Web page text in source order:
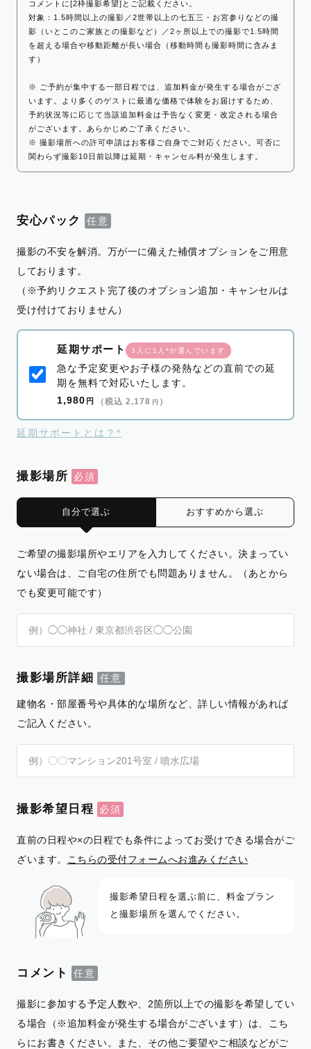
コメントに[2枠撮影希望]とご記載ください。
対象：1.5時間以上の撮影／2世帯以上の七五三・お宮参りなどの撮
影（いとこのご家族との撮影など）／2ヶ所以上での撮影で1.5時間
を超える場合や移動距離が長い場合（移動時間も撮影時間に含みま
す）
※ ご予約が集中する一部日程では、追加料金が発生する場合がござ
います。より多くのゲストに最適な価格で体験をお届けするため、
予約状況等に応じて当該追加料金は予告なく変更・改定される場合
がございます。あらかじめご了承ください。
※ 撮影場所への許可申請はお客様ご自身でご対応ください。可否に
関わらず撮影10日前以降は延期・キャンセル料が発生します。
安心パック
撮影の不安を解消。万が一に備えた補償オプションをご用意
しております。
（※予約リクエスト完了後のオプション追加・キャンセルは
受け付けておりません）
延期サポート 3人に1人*が選んでいます
急な予定変更やお子様の発熱などの直前での延
期を無料で対応いたします。
1,980 円 （税込 2,178 円 ）
延期サポートとは？*
撮影場所
自分で選ぶ おすすめから選ぶ
ご希望の撮影場所やエリアを入力してください。決まってい
ない場合は、ご自宅の住所でも問題ありません。（あとから
でも変更可能です）
撮影場所詳細
建物名・部屋番号や具体的な場所など、詳しい情報があれば
ご記入ください。
撮影希望日程
直前の日程や×の日程でも条件によってお受けできる場合がご
ざいます。
こちらの受付フォームへお進みください
撮影希望日程を選ぶ前に、料金プラン
と撮影場所を選んでください。
コメント
撮影に参加する予定人数や、2箇所以上での撮影を希望してい
る場合（※追加料金が発生する場合がございます）は、こち
らにお書きください。また、その他ご要望やご相談などがご